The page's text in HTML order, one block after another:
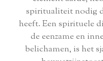
spiritualiteit nodig
heeft. Een spirituele
de eenzame en
belichamen, is het